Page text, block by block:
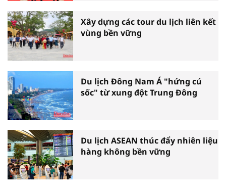
Xây dựng các tour du lịch liên kết
vùng bền vững
Du lịch Đông Nam Á "hứng cú
sốc" từ xung đột Trung Đông
Du lịch ASEAN thúc đẩy nhiên liệu
hàng không bền vững